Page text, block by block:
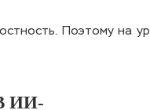
Поэтому на
ИИ-